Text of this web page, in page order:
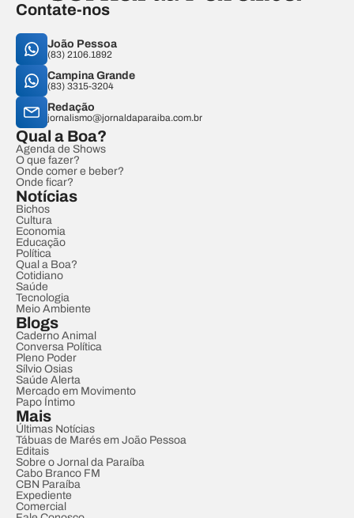
Contate-nos
João Pessoa
(83) 2106.1892
Campina Grande
(83) 3315-3204
Redação
jornalismo@jornaldaparaiba.com.br
Qual a Boa?
Agenda de Shows
O que fazer?
Onde comer e beber?
Onde ficar?
Notícias
Bichos
Cultura
Economia
Educação
Política
Qual a Boa?
Cotidiano
Saúde
Tecnologia
Meio Ambiente
Blogs
Caderno Animal
Conversa Política
Pleno Poder
Sílvio Osias
Saúde Alerta
Mercado em Movimento
Papo Íntimo
Mais
Últimas Notícias
Tábuas de Marés em João Pessoa
Editais
Sobre o Jornal da Paraíba
Cabo Branco FM
CBN Paraíba
Expediente
Comercial